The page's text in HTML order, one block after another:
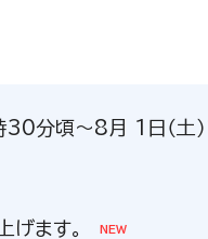
分頃～8月 1日（土
ます。